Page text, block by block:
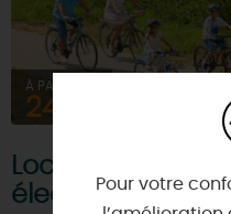
À PARTIR DE
24€
Location de Vélos
électriques -
Pour votre